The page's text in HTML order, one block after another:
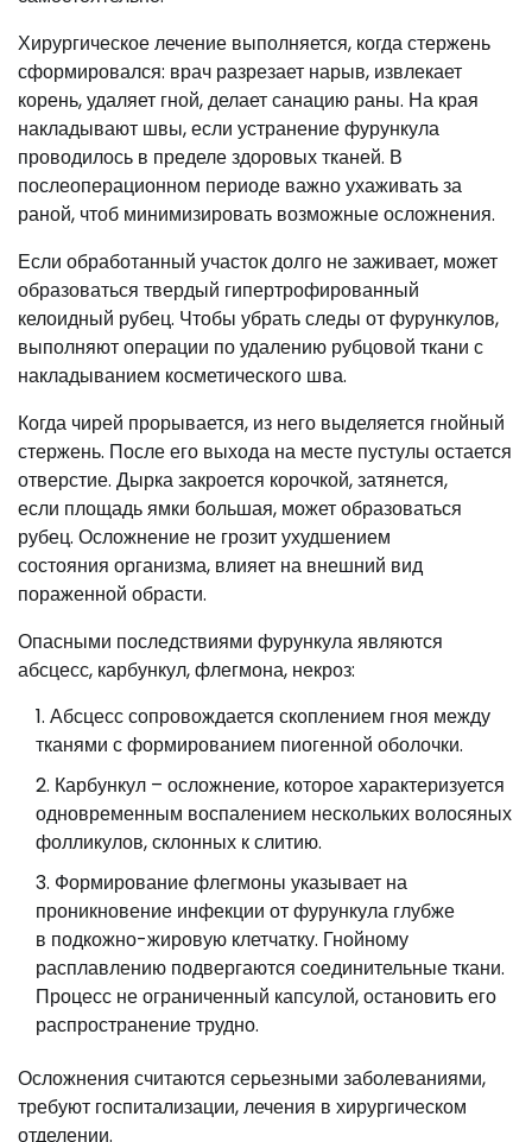
Хирургическое лечение выполняется, когда стержень
сформировался: врач разрезает нарыв, извлекает
корень, удаляет гной, делает санацию раны. На края
накладывают швы, если устранение фурункула
проводилось в пределе здоровых тканей. В
послеоперационном периоде важно ухаживать за
раной, чтоб минимизировать возможные осложнения.
Если обработанный участок долго не заживает, может
образоваться твердый гипертрофированный
келоидный рубец. Чтобы убрать следы от фурункулов,
выполняют операции по удалению рубцовой ткани с
накладыванием косметического шва.
Когда чирей прорывается, из него выделяется гнойный
стержень. После его выхода на месте пустулы остается
отверстие. Дырка закроется корочкой, затянется,
если площадь ямки большая, может образоваться
рубец. Осложнение не грозит ухудшением
состояния организма, влияет на внешний вид
пораженной обрасти.
Опасными последствиями фурункула являются
абсцесс, карбункул, флегмона, некроз:
Абсцесс сопровождается скоплением гноя между
тканями с формированием пиогенной оболочки.
Карбункул – осложнение, которое характеризуется
одновременным воспалением нескольких волосяных
фолликулов, склонных к слитию.
Формирование флегмоны указывает на
проникновение инфекции от фурункула глубже
в подкожно-жировую клетчатку. Гнойному
расплавлению подвергаются соединительные ткани.
Процесс не ограниченный капсулой, остановить его
распространение трудно.
Осложнения считаются серьезными заболеваниями,
требуют госпитализации, лечения в хирургическом
отделении.